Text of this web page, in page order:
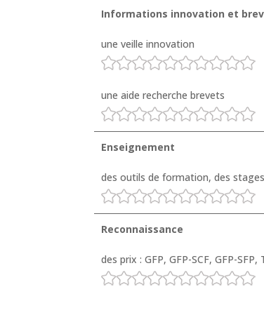
Informations innovation et
une veille innovation
une aide recherche brevets
Enseignement
des outils de formation, des
Reconnaissance
des prix : GFP, GFP-SCF, GFP-SFP,